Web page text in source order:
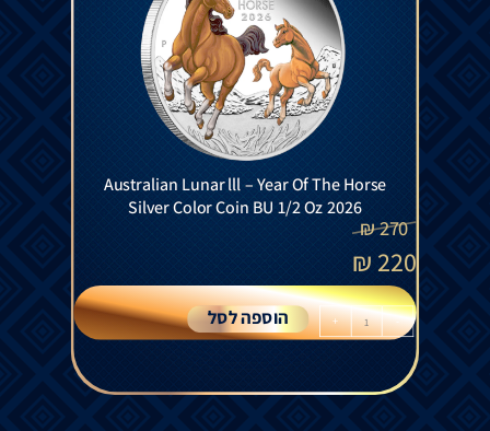
Australian Lunar lll – Year Of The Horse
Silver Color Coin BU 1/2 Oz 2026
270
₪
220
₪
-
+ הוספה לסל